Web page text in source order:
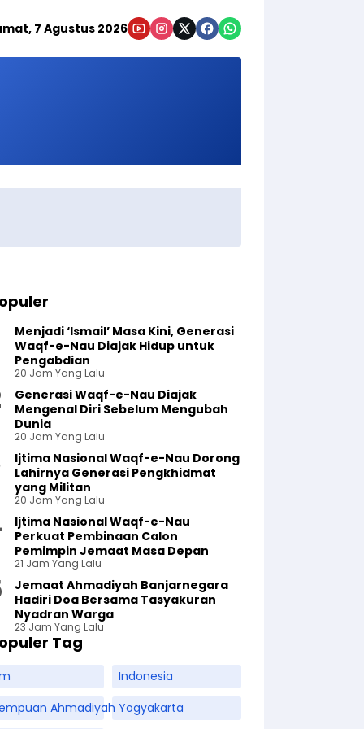
7 Agustus 2026
Menjadi ‘Ismail’ Masa Kini, Generasi
Waqf-e-Nau Diajak Hidup untuk
Pengabdian
20 Jam Yang Lalu
Generasi Waqf-e-Nau Diajak
Mengenal Diri Sebelum Mengubah
Dunia
20 Jam Yang Lalu
Ijtima Nasional Waqf-e-Nau Dorong
Lahirnya Generasi Pengkhidmat
yang Militan
20 Jam Yang Lalu
Ijtima Nasional Waqf-e-Nau
Perkuat Pembinaan Calon
Pemimpin Jemaat Masa Depan
21 Jam Yang Lalu
Jemaat Ahmadiyah Banjarnegara
Hadiri Doa Bersama Tasyakuran
Nyadran Warga
23 Jam Yang Lalu
Tag
Indonesia
Ahmadiyah Yogyakarta